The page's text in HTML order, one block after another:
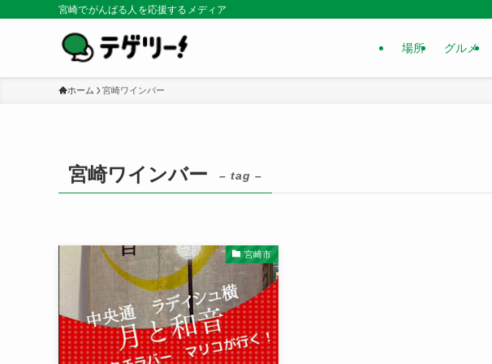
宮崎でがんばる人を応援するメディア
場所 グルメ
ホーム 宮崎ワインバー
宮崎ワインバー – tag –
宮崎市